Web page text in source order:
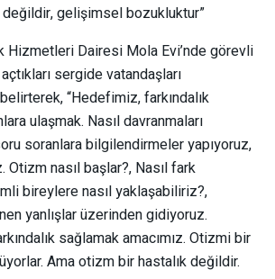
değildir, gelişimsel bozukluktur”
Hizmetleri Dairesi Mola Evi’nde görevli
sergide vatandaşları
“Hedefimiz, farkındalık
ulaşmak. Nasıl davranmaları
soranlara bilgilendirmeler yapıyoruz,
nasıl başlar?, Nasıl fark
bireylere nasıl yaklaşabiliriz?,
yanlışlar üzerinden gidiyoruz.
sağlamak amacımız. Otizmi bir
Ama otizm bir hastalık değildir.